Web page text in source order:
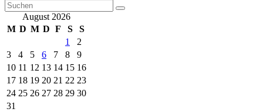
August 2026
M D M D F S
S
1
2
3
4 5 6 7 8
9
10 11 12 13 14 15 16
17 18 19 20 21 22 23
24 25 26 27 28 29 30
31